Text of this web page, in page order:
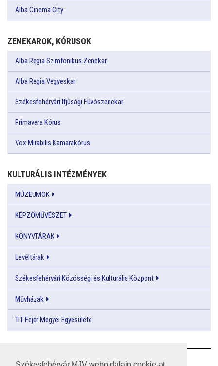
Alba Cinema City
ZENEKAROK, KÓRUSOK
Alba Regia Szimfonikus Zenekar
Alba Regia Vegyeskar
Székesfehérvári Ifjúsági Fúvószenekar
Primavera Kórus
Vox Mirabilis Kamarakórus
KULTURÁLIS INTÉZMÉNYEK
MÚZEUMOK
KÉPZŐMŰVÉSZET
KÖNYVTÁRAK
Levéltárak
Székesfehérvári Közösségi és Kulturális Központ
Művházak
TIT Fejér Megyei Egyesülete
RSS